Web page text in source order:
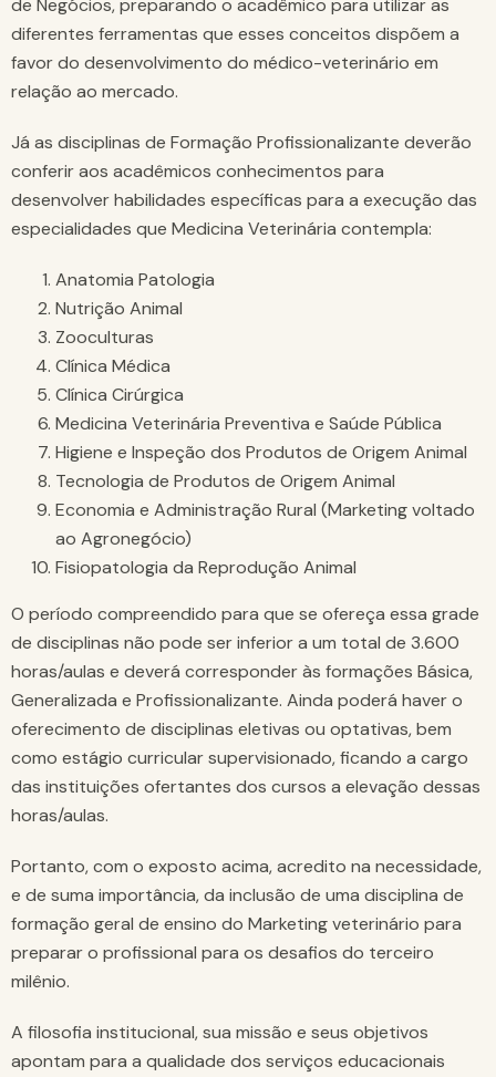
de Negócios, preparando o acadêmico para utilizar as
diferentes ferramentas que esses conceitos dispõem a
favor do desenvolvimento do médico-veterinário em
relação ao mercado.
Já as disciplinas de Formação Profissionalizante deverão
conferir aos acadêmicos conhecimentos para
desenvolver habilidades específicas para a execução das
especialidades que Medicina Veterinária contempla:
Anatomia Patologia
Nutrição Animal
Zooculturas
Clínica Médica
Clínica Cirúrgica
Medicina Veterinária Preventiva e Saúde Pública
Higiene e Inspeção dos Produtos de Origem Animal
Tecnologia de Produtos de Origem Animal
Economia e Administração Rural (Marketing voltado
ao Agronegócio)
Fisiopatologia da Reprodução Animal
O período compreendido para que se ofereça essa grade
de disciplinas não pode ser inferior a um total de 3.600
horas/aulas e deverá corresponder às formações Básica,
Generalizada e Profissionalizante. Ainda poderá haver o
oferecimento de disciplinas eletivas ou optativas, bem
como estágio curricular supervisionado, ficando a cargo
das instituições ofertantes dos cursos a elevação dessas
horas/aulas.
Portanto, com o exposto acima, acredito na necessidade,
e de suma importância, da inclusão de uma disciplina de
formação geral de ensino do Marketing veterinário para
preparar o profissional para os desafios do terceiro
milênio.
A filosofia institucional, sua missão e seus objetivos
apontam para a qualidade dos serviços educacionais